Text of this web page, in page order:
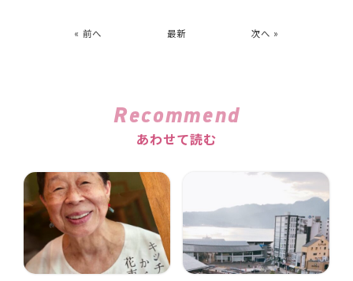
« 前へ 最新 次へ »
Recommend
あわせて読む